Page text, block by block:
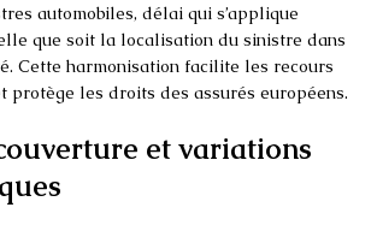
automobiles, délai qui s’applique
que soit la localisation du sinistre dans
Cette harmonisation facilite les recours
protège les droits des assurés européens.
et variations